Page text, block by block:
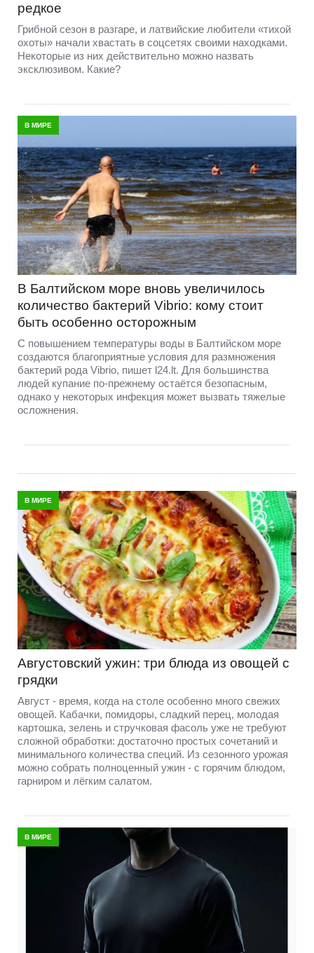
редкое
Грибной сезон в разгаре, и латвийские любители «тихой
охоты» начали хвастать в соцсетях своими находками.
Некоторые из них действительно можно назвать
эксклюзивом. Какие?
В МИРЕ
В Балтийском море вновь увеличилось
количество бактерий Vibrio: кому стоит
быть особенно осторожным
С повышением температуры воды в Балтийском море
создаются благоприятные условия для размножения
бактерий рода Vibrio, пишет l24.lt. Для большинства
людей купание по-прежнему остаётся безопасным,
однако у некоторых инфекция может вызвать тяжелые
осложнения.
В МИРЕ
Августовский ужин: три блюда из овощей с
грядки
Август - время, когда на столе особенно много свежих
овощей. Кабачки, помидоры, сладкий перец, молодая
картошка, зелень и стручковая фасоль уже не требуют
сложной обработки: достаточно простых сочетаний и
минимального количества специй. Из сезонного урожая
можно собрать полноценный ужин - с горячим блюдом,
гарниром и лёгким салатом.
В МИРЕ